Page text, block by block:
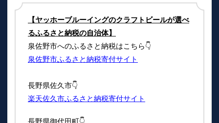
【ヤッホーブルーイングのクラフトビールが選べ
るふるさと納税の自治体】
泉佐野市へのふるさと納税はこちら👇
泉佐野市ふるさと納税寄付サイト
長野県佐久市👇
楽天佐久市ふるさと納税寄付サイト